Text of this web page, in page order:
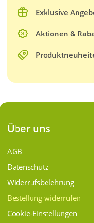
Exklusive
Aktionen &
Über uns
AGB
Datenschutz
Widerrufsbelehrung
Bestellung widerrufen
Cookie-Einstellungen